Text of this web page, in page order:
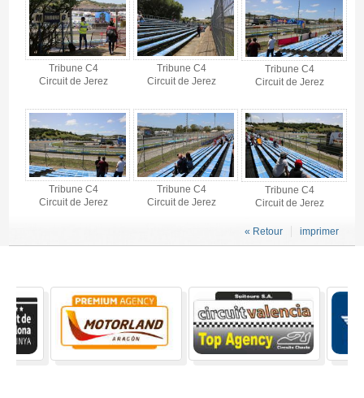
Tribune C4
Circuit de Jerez
Tribune C4
Circuit de Jerez
Tribune C4
Circuit de Jerez
Tribune C4
Circuit de Jerez
Tribune C4
Circuit de Jerez
Tribune C4
Circuit de Jerez
imprimer
« Retour